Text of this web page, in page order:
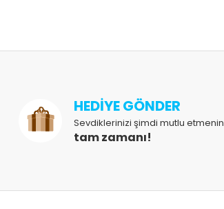
HEDİYE GÖNDER
Sevdiklerinizi şimdi mutlu etmenin
tam zamanı!